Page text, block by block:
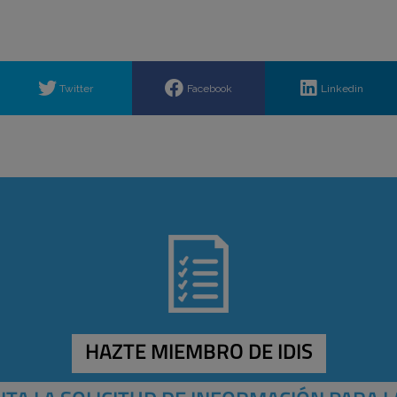
Twitter Facebook Linkedin
HAZTE MIEMBRO DE IDIS